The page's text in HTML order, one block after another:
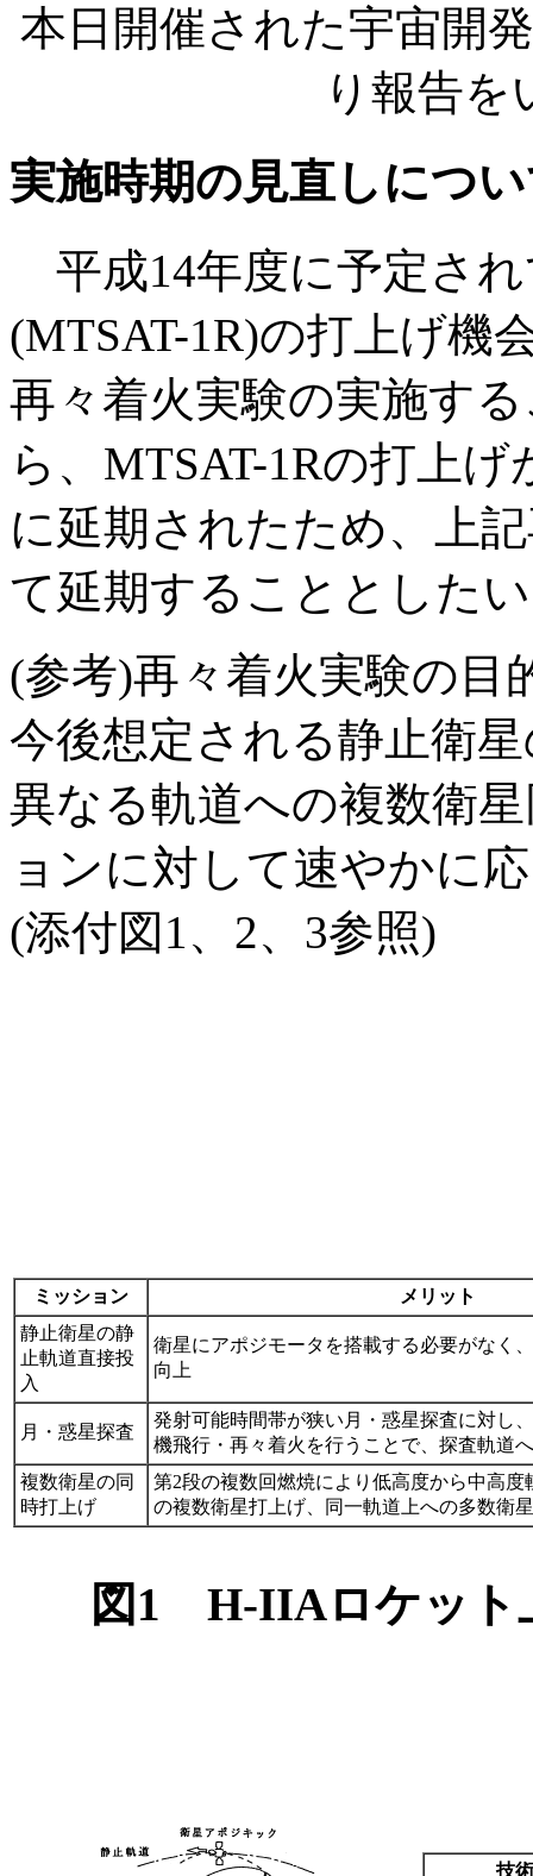
本日開催された宇宙開
り報告を
実施時期の見直しにつ
平成14年度に予定さ
(MTSAT-1R)の打上げ機
再々着火実験の実施す
ら、MTSAT-1Rの打上
に延期されたため、上
て延期することとした
(参考)再々着火実験の目
今後想定される静止衛
異なる軌道への複数衛
ョンに対して速やかに
(添付図1、2、3参照)
ミッション
メリット
静止衛星の静
止軌道直接投
入
衛星にアポジモータを搭載する必要がなく
向上
月・惑星探査
発射可能時間帯が狭い月・惑星探査に対し
機飛行・再々着火を行うことで、探査軌道
複数衛星の同
時打上げ
第2段の複数回燃焼により低高度から中高度
の複数衛星打上げ、同一軌道上への多数衛
図1 H-IIAロケット
技